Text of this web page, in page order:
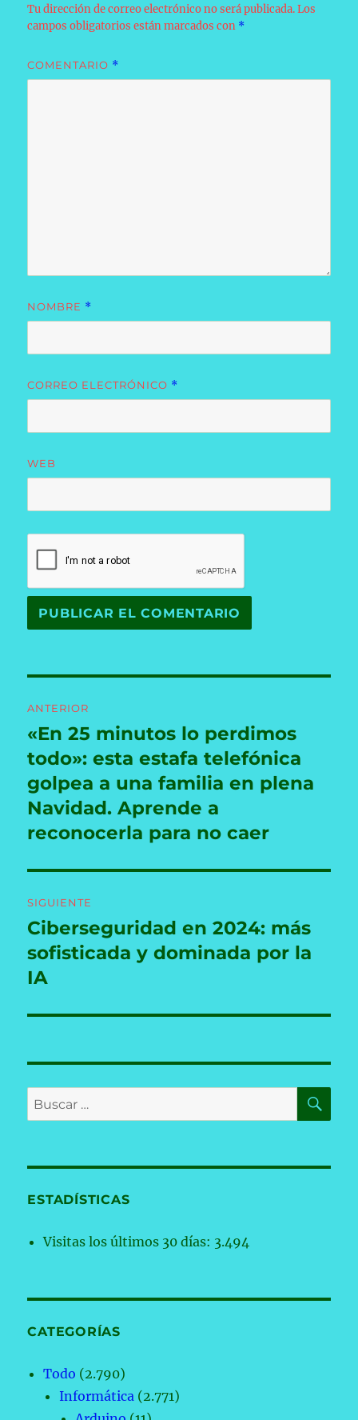
Tu dirección de correo electrónico no será publicada. Los
campos obligatorios están marcados con *
COMENTARIO *
NOMBRE *
CORREO ELECTRÓNICO *
WEB
de
entradas
ANTERIOR
Entrada
anterior:
«En 25 minutos lo perdimos
todo»: esta estafa telefónica
golpea a una familia en plena
Navidad. Aprende a
reconocerla para no caer
SIGUIENTE
Entrada
siguiente:
Ciberseguridad en 2024: más
sofisticada y dominada por la
IA
Buscar
por:
ESTADÍSTICAS
Visitas los últimos 30 días: 3.494
CATEGORÍAS
Todo (2.790)
Informática (2.771)